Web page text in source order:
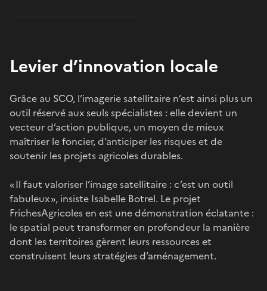
Levier d’innovation locale
Grâce au SCO, l’imagerie satellitaire n’est ainsi plus un
outil réservé aux seuls spécialistes : elle devient un
vecteur d’action publique, un moyen de mieux
maîtriser le foncier, d’anticiper les risques et de
soutenir les projets agricoles durables.
« Il faut valoriser l’image satellitaire : c’est un outil
fabuleux », insiste Isabelle Botrel. Le projet
FrichesAgricoles en est une démonstration éclatante :
le spatial peut transformer en profondeur la manière
dont les territoires gèrent leurs ressources et
construisent leurs stratégies d’aménagement.